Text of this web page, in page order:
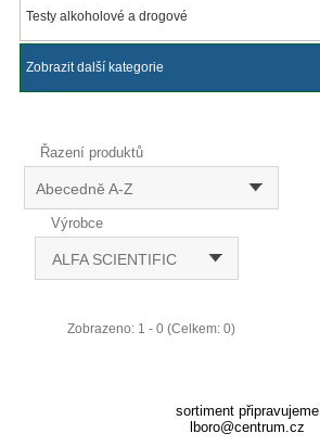
Testy alkoholové a drogové
Zobrazit další kategorie
Řazení produktů
Abecedně A-Z
Výrobce
ALFA SCIENTIFIC
Zobrazeno: 1 - 0 (Celkem: 0)
sortiment připravujeme
lboro@centrum.cz